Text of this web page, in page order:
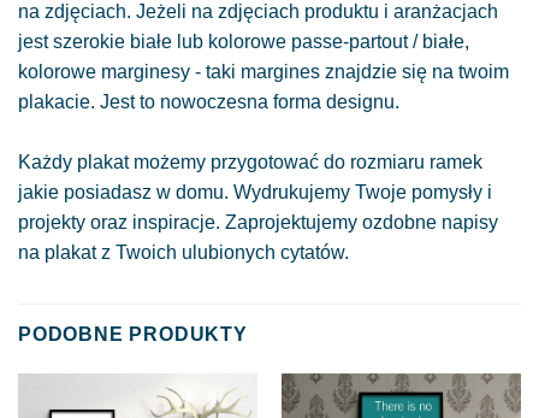
na zdjęciach. Jeżeli na zdjęciach produktu i aranżacjach
jest szerokie białe lub kolorowe passe-partout / białe,
kolorowe marginesy - taki margines znajdzie się na twoim
plakacie. Jest to nowoczesna forma designu.
Każdy plakat możemy przygotować do rozmiaru ramek
jakie posiadasz w domu. Wydrukujemy Twoje pomysły i
projekty oraz inspiracje. Zaprojektujemy ozdobne napisy
na plakat z Twoich ulubionych cytatów.
PODOBNE PRODUKTY